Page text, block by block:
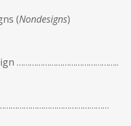
(Nondesigns)
………………………………………..